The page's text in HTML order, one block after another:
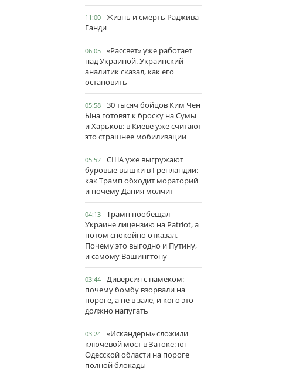
11:00
Жизнь и смерть Раджива
Ганди
06:05
«Рассвет» уже работает
над Украиной. Украинский
аналитик сказал, как его
остановить
05:58
30 тысяч бойцов Ким Чен
Ына готовят к броску на Сумы
и Харьков: в Киеве уже считают
это страшнее мобилизации
05:52
США уже выгружают
буровые вышки в Гренландии:
как Трамп обходит мораторий
и почему Дания молчит
04:13
Трамп пообещал
Украине лицензию на Patriot, а
потом спокойно отказал.
Почему это выгодно и Путину,
и самому Вашингтону
03:44
Диверсия с намёком:
почему бомбу взорвали на
пороге, а не в зале, и кого это
должно напугать
03:24
«Искандеры» сложили
ключевой мост в Затоке: юг
Одесской области на пороге
полной блокады